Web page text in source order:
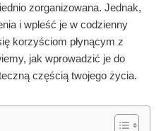
zorganizowana. Jednak,
i wpleść je w codzienny
korzyściom płynącym z
jak wprowadzić je do
częścią twojego życia.